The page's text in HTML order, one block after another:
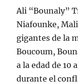
Ali “Bounaly”
Niafounke,
gigantes de la
Boucoum,
a la edad de 10
durante el